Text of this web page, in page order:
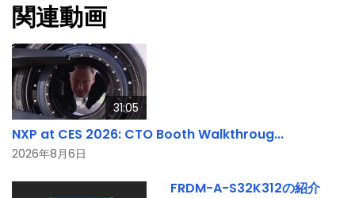
関連動画
31:05
NXP at CES 2026: CTO Booth Walkthroug...
2026年8月6日
FRDM-A-S32K312の紹介